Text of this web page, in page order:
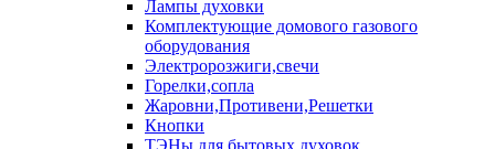
Лампы духовки
Комплектующие домового газового
оборудования
Электророзжиги,свечи
Горелки,сопла
Жаровни,Противени,Решетки
Кнопки
ТЭНы для бытовых духовок